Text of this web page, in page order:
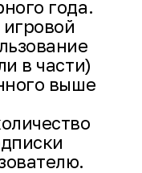
года.
игровой
в части)
выше